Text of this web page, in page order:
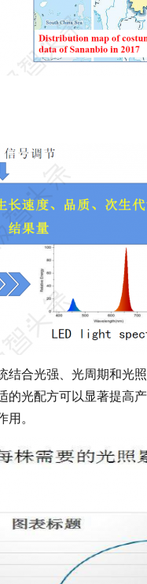
合光强、光周期和光
光配方可以显著提高
。